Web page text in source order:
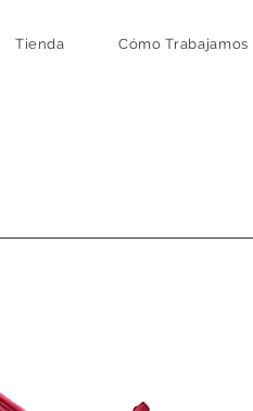
Tienda Cómo Trabajamos